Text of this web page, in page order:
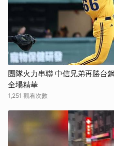
團隊火力串聯 中信兄弟再勝台
全場精華
1,251 觀看次數